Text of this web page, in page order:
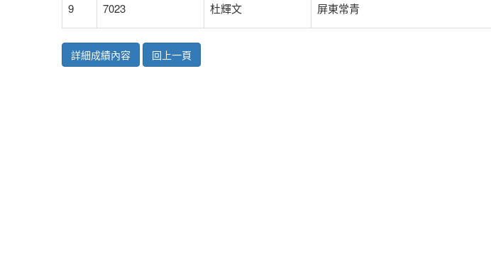
9 7023 杜輝文 屏東常青
詳細成績內容